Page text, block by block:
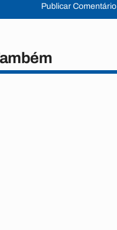
Publicar Comentário